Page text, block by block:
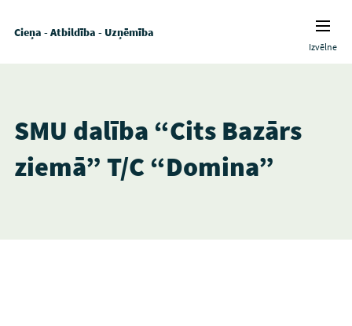
Cieņa - Atbildība - Uzņēmība
Izvēlne
SMU dalība “Cits Bazārs
ziemā” T/C “Domina”